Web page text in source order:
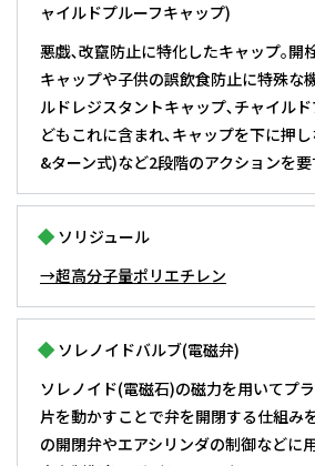
ャイルドプルーフキャップ)
悪戯､改竄防止に特化したキャップ｡開
キャップや子供の誤飲食防止に特殊な
ルドレジスタントキャップ､チャイル
どもこれに含まれ､キャップを下に押
&ターン式)など2段階のアクションを
ソリジュール
→超高分子量ポリエチレン
ソレノイドバルブ(電磁弁)
ソレノイド(電磁石)の磁力を用いてプ
片を動かすことで弁を開閉する仕組み
の開閉弁やエアシリンダの制御などに